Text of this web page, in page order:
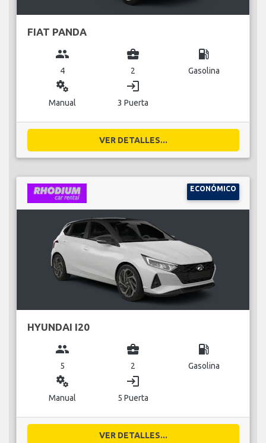
FIAT PANDA
group
4
business_center
2
local_gas_station
Gasolina
miscellaneous_services
Manual
login
3 Puerta
VER DETALLES...
ECONÓMICO
HYUNDAI I20
group
5
business_center
2
local_gas_station
Gasolina
miscellaneous_services
Manual
login
5 Puerta
VER DETALLES...